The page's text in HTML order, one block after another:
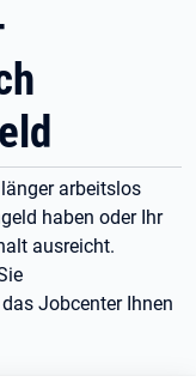
arbeitslos
haben oder Ihr
ausreicht.
Jobcenter Ihnen